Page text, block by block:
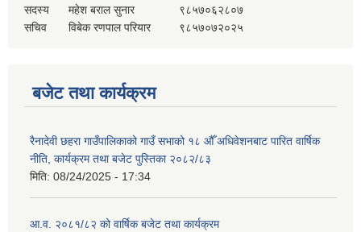
सदस्य
महेश बराल सुनार
९८५७०६२८०७
सचिव
विबेक रणपाल परियार ९८५७०७२०२५
बजेट तथा कार्यक्रम
रैनादेवी छहरा गाउँपालिकाको गाउँ सभाको १८ औँ अधिवेशनबाट पारित वार्षिक
नीति, कार्यक्रम तथा बजेट पुस्तिका २०८२/८३
मिति: 08/24/2025 - 17:34
आ.व. २०८१/८२ को वार्षिक बजेट तथा कार्यक्रम